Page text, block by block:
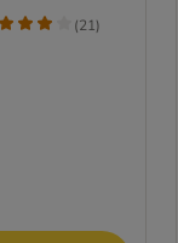
(21)